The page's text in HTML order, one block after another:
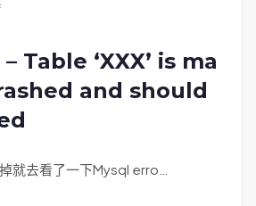
Table ‘XXX’ is ma
and should
就去看了一下Mysql erro…